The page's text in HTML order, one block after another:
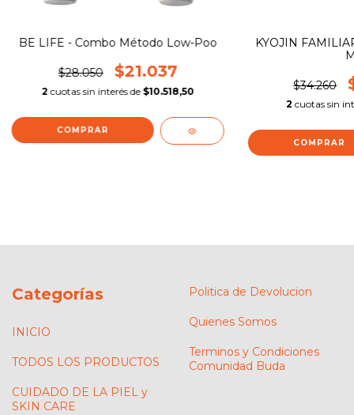
BE LIFE - Combo Método Low-Poo
$28.050 $21.037
2 cuotas sin interés de $10.518,50
KYOJIN
$34.260
2 cuotas sin
Categorías
INICIO
TODOS LOS PRODUCTOS
CUIDADO DE LA PIEL y
SKIN CARE
Politica de Devolucion
Quienes Somos
Terminos y Condiciones
Comunidad Buda